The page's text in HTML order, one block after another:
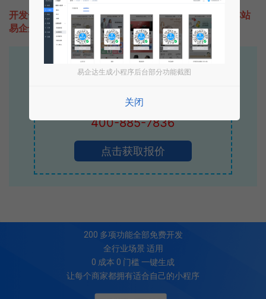
开发一款类似VR头号玩家的小程序不难，只需要咨询本站
易企达客服即可为您定制开发，免费提供报价。
易企达10年行业沉淀！
立即拨打电话享优惠
400-885-7836
点击获取报价
200 多项功能全部免费开发
全行业场景 适用
0 成本 0 门槛 一键生成
让每个商家都拥有适合自己的小程序
易企达生成小程序后台部分功能截图
关闭